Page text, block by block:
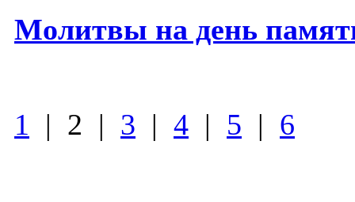
Молитвы на день
1 | 2 | 3 | 4 | 5 | 6